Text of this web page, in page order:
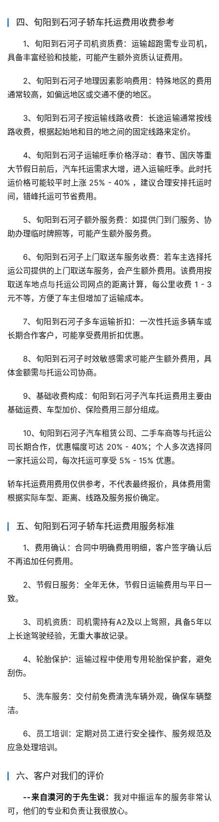
四、旬阳到石河子轿车托运费用收费参考
1、旬阳到石河子司机资质费：运输超跑需专业司机，
具备丰富经验和技能，可能产生额外资质认证费用。
2、旬阳到石河子地理因素影响费用：特殊地区的费用
通常较高，如偏远地区或交通不便的地区。
3、旬阳到石河子按运输线路收费：长途运输通常按线
路收费，根据起始地和目的地之间的固定线路来定价。
4、旬阳到石河子运输旺季价格浮动：春节、国庆等重
大节假日前后，汽车托运需求大增，进入运输旺季。此时托
运价格可能较平时上涨 25% - 40% ，建议合理安排托运时
间，错峰托运可节省费用。
5、旬阳到石河子额外服务费：如提供门到门服务、协
助办理临时牌照等，可能产生额外服务费。
6、旬阳到石河子上门取送车服务收费：若车主选择托
运公司提供的上门取送车服务，会产生额外费用。该费用按
取送车地点与托运公司网点的距离计算，每公里收费 1 - 3
元不等，方便了车主但增加了运输成本。
7、旬阳到石河子多车运输折扣：一次性托运多辆车或
长期合作客户，可能享受费用折扣优惠。
8、旬阳到石河子时效敏感需求可能产生额外费用，具
体金额需与托运公司协商。
9、基础收费构成：旬阳到石河子汽车托运费用主要由
基础运费、车型加价、保险费用三部分组成。
10、旬阳到石河子汽车租赁公司、二手车商等与托运公
司长期合作，优惠幅度可达 20% - 40%；个人多次选择同
一家托运公司，每次托运可享受 5% - 15% 优惠。
轿车托运费用费用仅供参考，不代表最终报价，具体费用需
根据实际车型、距离、线路及服务报价确定。
五、旬阳到石河子轿车托运费用服务标准
1、费用确认：合同中明确费用明细，客户签字确认后
不再追加任何费用。
2、节假日服务：全年无休，节假日运输费用与平日一
致。
3、司机资质：司机需持有A2及以上驾照，具备5年以
上长途驾驶经验，无重大事故记录。
4、轮胎保护：运输过程中使用专用轮胎保护套，避免
刮伤。
5、洗车服务：交付前免费清洗车辆外观，确保车辆整
洁。
6、员工培训：定期对员工进行安全操作、服务规范及
应急处理培训。
六、客户对我们的评价
--来自漠河的于先生说： 我对中振运车的服务非常认
可，他们的专业和负责让我很放心。